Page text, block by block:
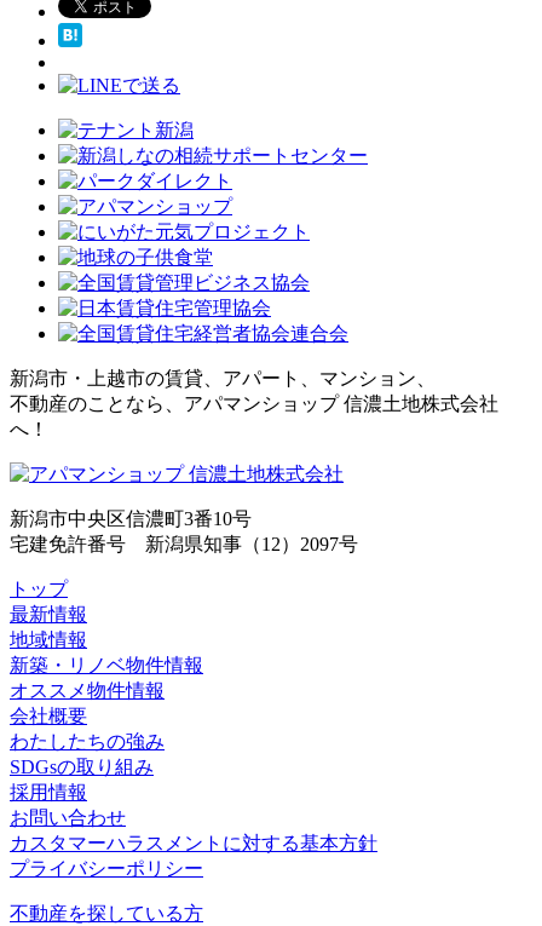
新潟市・上越市の賃貸、アパート、マンション、
不動産のことなら、アパマンショップ 信濃土地株式会社
へ！
新潟市中央区信濃町3番10号
宅建免許番号 新潟県知事（12）2097号
トップ
最新情報
地域情報
新築・リノベ物件情報
オススメ物件情報
会社概要
わたしたちの強み
SDGsの取り組み
採用情報
お問い合わせ
カスタマーハラスメントに対する基本方針
プライバシーポリシー
不動産を探している方